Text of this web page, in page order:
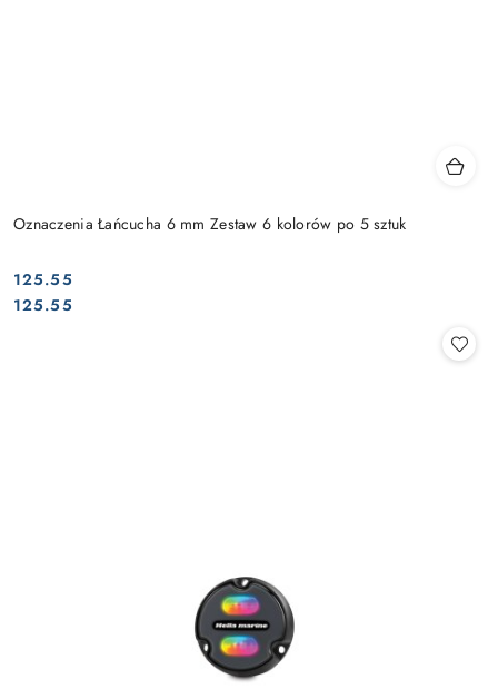
Oznaczenia Łańcucha 6 mm Zestaw 6 kolorów po 5 sztuk
Cena:
125.55
Cena:
125.55